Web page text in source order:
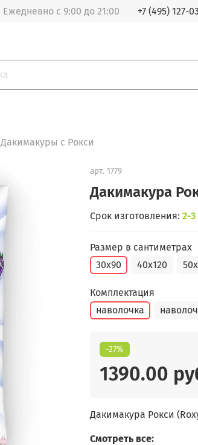
Ежедневно с 9:00 до 21:00 +7 (495) 127-
Дакимакуры с Рокси
арт. 1779
Дакимакура
Срок изготовления: 2-3
Размер в сантиметрах
30x90
40x120
Комплектация
наволочка
-27%
1390.00
Дакимакура Рокси
Смотреть все: